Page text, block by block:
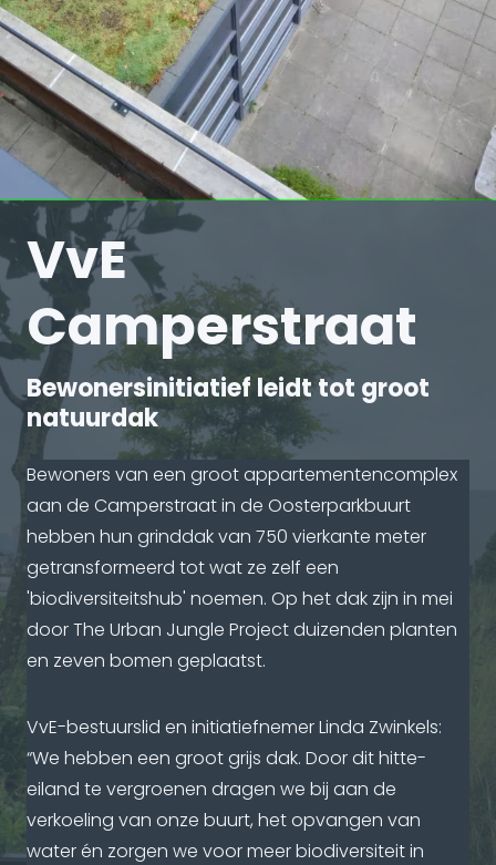
VvE
Camperstraat
Bewonersinitiatief leidt tot groot
natuurdak
Bewoners van een groot appartementencomplex
aan de Camperstraat in de Oosterparkbuurt
hebben hun grinddak van 750 vierkante meter
getransformeerd tot wat ze zelf een
'biodiversiteitshub' noemen. Op het dak zijn in mei
door The Urban Jungle Project duizenden planten
en zeven bomen geplaatst.
VvE-bestuurslid en initiatiefnemer Linda Zwinkels:
“We hebben een groot grijs dak. Door dit hitte-
eiland te vergroenen dragen we bij aan de
verkoeling van onze buurt, het opvangen van
water én zorgen we voor meer biodiversiteit in